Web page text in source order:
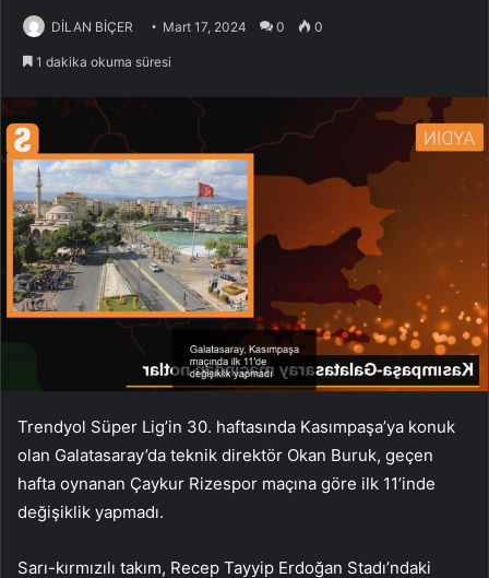
DİLAN BİÇER Mart 17, 2024 0 0
1 dakika okuma süresi
Trendyol Süper Lig’in 30. haftasında Kasımpaşa’ya konuk
olan Galatasaray’da teknik direktör Okan Buruk, geçen
hafta oynanan Çaykur Rizespor maçına göre ilk 11’inde
değişiklik yapmadı.
Sarı-kırmızılı takım, Recep Tayyip Erdoğan Stadı’ndaki